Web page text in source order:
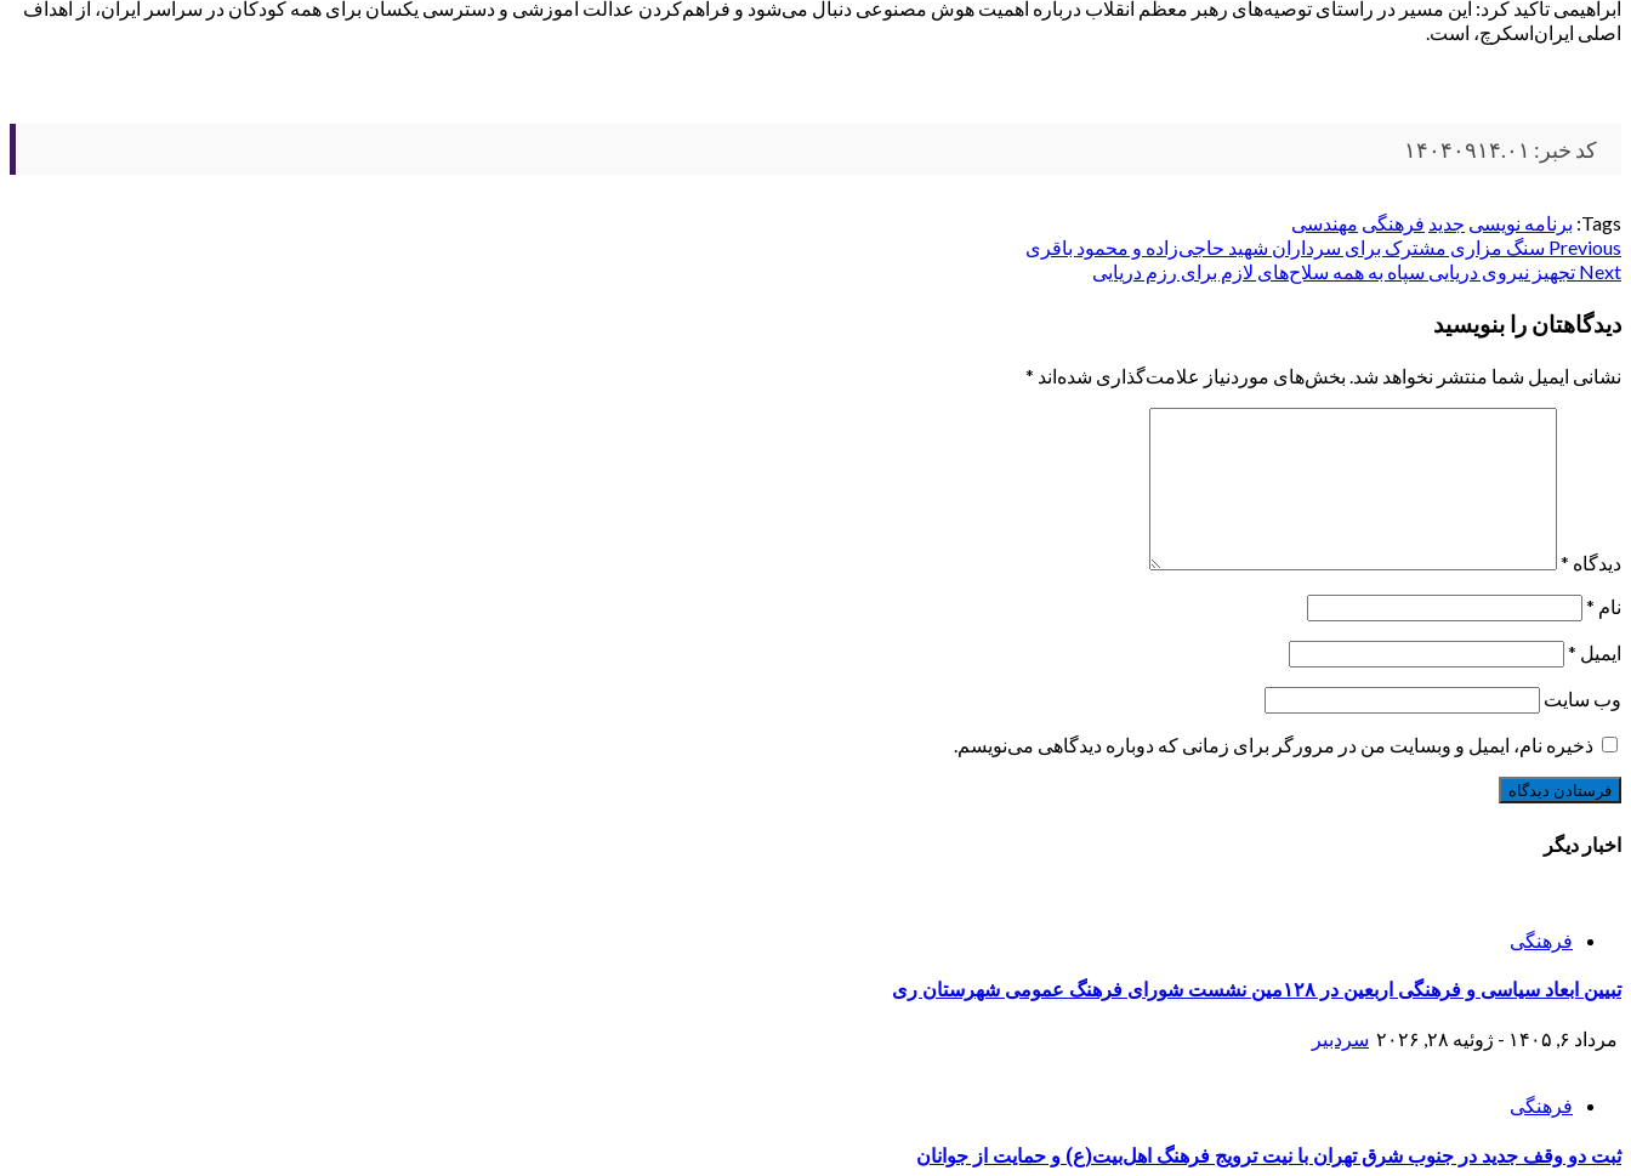
ابراهیمی تاکید کرد: این مسیر در راستای توصیه‌های رهبر معظم انقلاب درباره اهمیت هوش مصنوعی دنبال می‌شود و فراهم‌کردن عدالت آموزشی و دسترسی یکسان برای همه کودکان در سراسر ایران، از اهداف
اصلی ایران‌اسکرچ، است.
کد خبر: ۱۴۰۴۰۹۱۴.۰۱
Tags: برنامه نویسی جدید فرهنگی مهندسی
Post
navigation
Previous سنگ مزاری مشترک برای سرداران شهید حاجی‌زاده و محمود باقری
Next تجهیز نیروی دریایی سپاه به همه سلاح‌های لازم برای رزم دریایی
دیدگاهتان را بنویسید
نشانی ایمیل شما منتشر نخواهد شد. بخش‌های موردنیاز علامت‌گذاری شده‌اند *
دیدگاه *
نام *
ایمیل *
وب‌ سایت
ذخیره نام، ایمیل و وبسایت من در مرورگر برای زمانی که دوباره دیدگاهی می‌نویسم.
اخبار دیگر
فرهنگی
تبیین ابعاد سیاسی و فرهنگی اربعین در ۱۲۸مین نشست شورای فرهنگ عمومی شهرستان ری
مرداد ۶, ۱۴۰۵ - ژوئیه ۲۸, ۲۰۲۶ سردبیر
فرهنگی
ثبت دو وقف جدید در جنوب شرق تهران با نیت ترویج فرهنگ اهل‌بیت(ع) و حمایت از جوانان